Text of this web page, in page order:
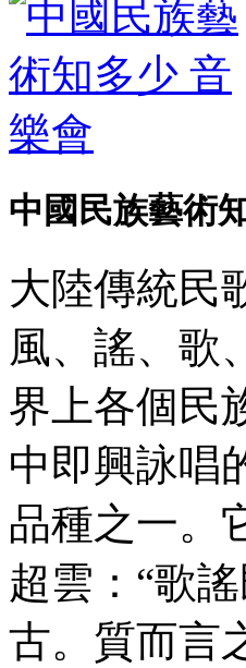
中國民族藝術
大陸傳統民
風、謠、歌
界上各個民
中即興詠唱
品種之一。
超雲：“歌
古。質而言